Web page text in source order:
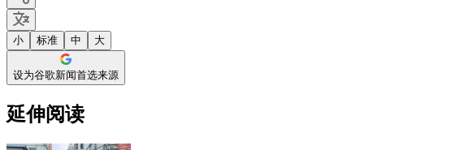
小 标准 中 大
设为谷歌新闻首选来源
延伸阅读